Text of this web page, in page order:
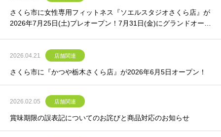
さくら市に女性専用フィットネス『ソエルスタジオさくら店』が
2026年7月25日(土)プレオープン！7月31日(金)にグランドオープ
2026.04.21 店舗関連
さくら市に『かつや栃木さくら店』が2026年6月5日オープン！
2026.02.05 店舗関連
賞味期限の誤表記についてのお詫びと商品対応のお知らせ